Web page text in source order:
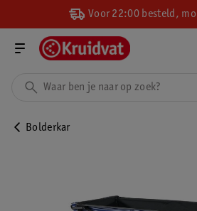
Voor 22:00 besteld,
Bolderkar